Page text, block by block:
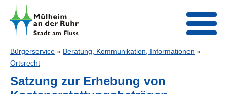
Bürgerservice » Beratung, Kommunikation, Informationen »
Ortsrecht
Satzung zur Erhebung von